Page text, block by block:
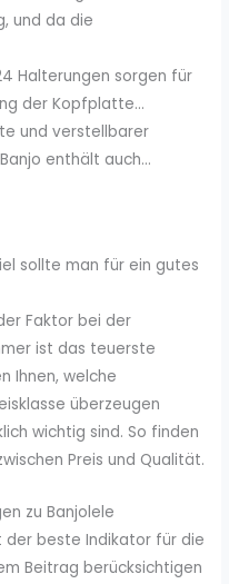
und da die
Halterungen sorgen für
der Kopfplatte...
und verstellbarer
enthält auch...
sollte man für ein gutes
Faktor bei der
ist das teuerste
Ihnen, welche
überzeugen
wichtig sind. So finden
Preis und Qualität.
zu Banjolele
der beste Indikator für die
Beitrag berücksichtigen